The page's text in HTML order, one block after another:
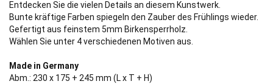
Entdecken Sie die vielen Details an diesem Kunstwerk.
Bunte kräftige Farben spiegeln den Zauber des Frühlings wieder.
Gefertigt aus feinstem 5mm Birkensperrholz.
Wählen Sie unter 4 verschiedenen Motiven aus.
Made in Germany
Abm.: 230 x 175 + 245 mm (L x T + H)